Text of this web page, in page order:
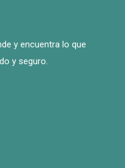
y encuentra lo que
y seguro.